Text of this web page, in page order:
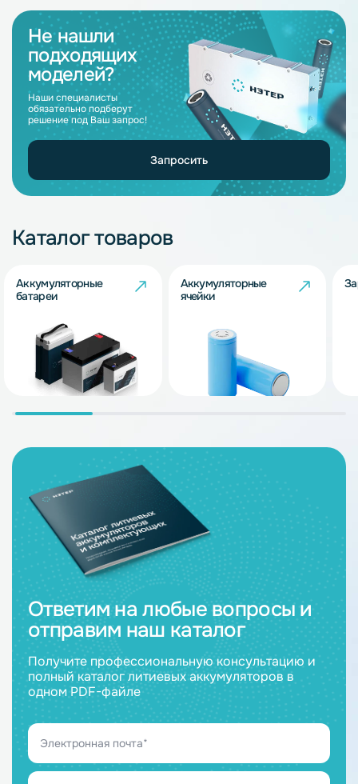
Не нашли
подходящих
моделей?
Наши специалисты
обязательно подберут
решение под Ваш запрос!
Запросить
Каталог товаров
Аккумуляторные
батареи
Аккумуляторные
ячейки
Ответим на любые вопросы и
отправим наш каталог
Получите профессиональную консультацию и
полный каталог литиевых аккумуляторов в
одном PDF-файле